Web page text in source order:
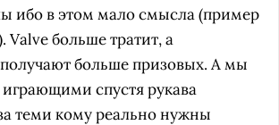
ибо в этом мало смысла (пример
Valve больше тратит, а
больше призовых. А мы
спустя рукава
теми кому реально нужны